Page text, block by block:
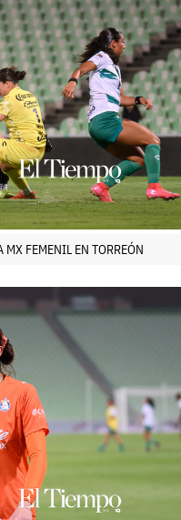
FEMENIL EN TORREÓN